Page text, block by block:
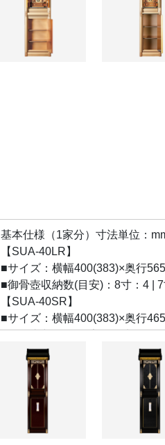
基本仕様（1家分）寸法単位：
【SUA-40LR】
■サイズ：横幅400(383)×奥行
■御骨壺収納数(目安)：8寸：4 |
【SUA-40SR】
■サイズ：横幅400(383)×奥行
【SUA-35LR】
■サイズ：横幅350(333)×奥行
■御骨壺収納数(目安)：8寸：4 |
【SUA-35SR】
■サイズ：横幅350(283)×奥行
■御骨壺収納数(目安)：8寸：2 |